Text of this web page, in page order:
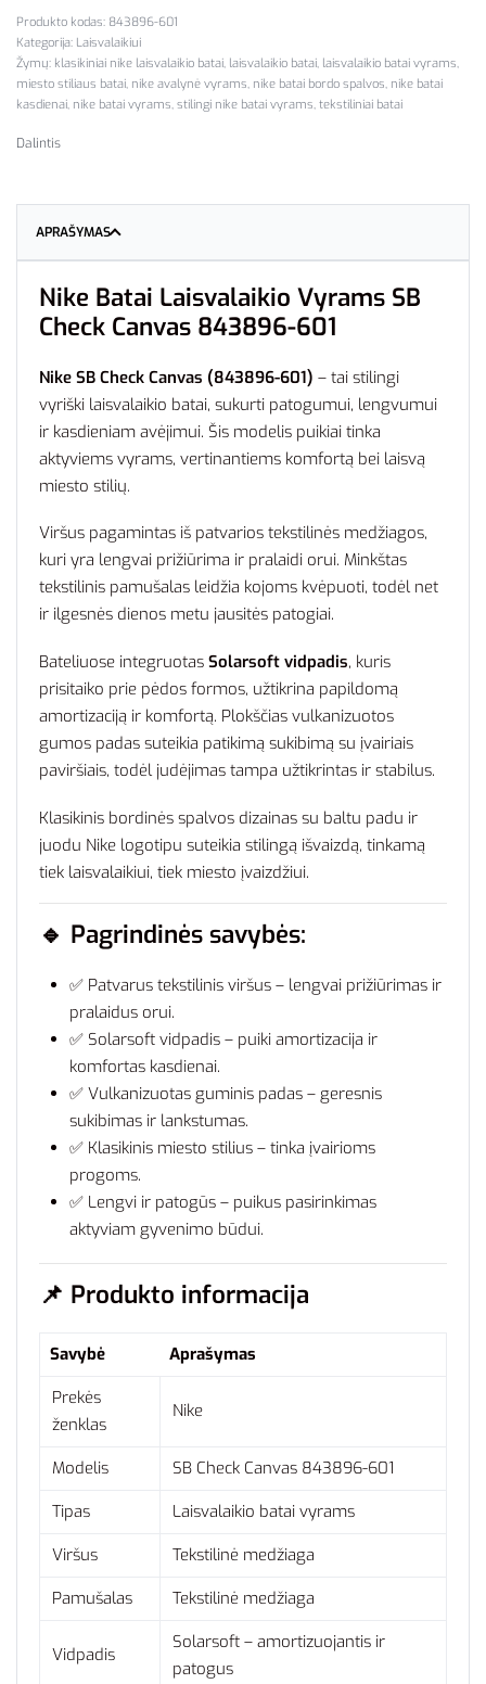
843896-601
Kategorija: Laisvalaikiui
Žymų: klasikiniai nike laisvalaikio batai, laisvalaikio batai, laisvalaikio batai vyrams,
miesto stiliaus batai, nike avalynė vyrams, nike batai bordo spalvos, nike batai
kasdienai, nike batai vyrams, stilingi nike batai vyrams, tekstiliniai batai
Dalintis
APRAŠYMAS
Nike Batai Laisvalaikio Vyrams SB
Check Canvas 843896-601
Nike SB Check Canvas (843896-601) – tai stilingi
vyriški laisvalaikio batai, sukurti patogumui, lengvumui
ir kasdieniam avėjimui. Šis modelis puikiai tinka
aktyviems vyrams, vertinantiems komfortą bei laisvą
miesto stilių.
Viršus pagamintas iš patvarios tekstilinės medžiagos,
kuri yra lengvai prižiūrima ir pralaidi orui. Minkštas
tekstilinis pamušalas leidžia kojoms kvėpuoti, todėl net
ir ilgesnės dienos metu jausitės patogiai.
Bateliuose integruotas Solarsoft vidpadis, kuris
prisitaiko prie pėdos formos, užtikrina papildomą
amortizaciją ir komfortą. Plokščias vulkanizuotos
gumos padas suteikia patikimą sukibimą su įvairiais
paviršiais, todėl judėjimas tampa užtikrintas ir stabilus.
Klasikinis bordinės spalvos dizainas su baltu padu ir
juodu Nike logotipu suteikia stilingą išvaizdą, tinkamą
tiek laisvalaikiui, tiek miesto įvaizdžiui.
🔹 Pagrindinės savybės:
✅ Patvarus tekstilinis viršus – lengvai prižiūrimas ir
pralaidus orui.
✅ Solarsoft vidpadis – puiki amortizacija ir
komfortas kasdienai.
✅ Vulkanizuotas guminis padas – geresnis
sukibimas ir lankstumas.
✅ Klasikinis miesto stilius – tinka įvairioms
progoms.
✅ Lengvi ir patogūs – puikus pasirinkimas
aktyviam gyvenimo būdui.
📌 Produkto informacija
Savybė
Aprašymas
Prekės
ženklas
Nike
Modelis
SB Check Canvas 843896-601
Tipas
Laisvalaikio batai vyrams
Viršus
Tekstilinė medžiaga
Pamušalas
Tekstilinė medžiaga
Vidpadis
Solarsoft – amortizuojantis ir
patogus